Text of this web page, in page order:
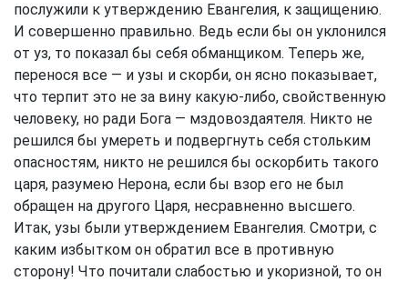
послужили к утверждению Евангелия, к защищению.
И совершенно правильно. Ведь если бы он уклонился
от уз, то показал бы себя обманщиком. Теперь же,
перенося все — и узы и скорби, он ясно показывает,
что терпит это не за вину какую-либо, свойственную
человеку, но ради Бога — мздовоздаятеля. Никто не
решился бы умереть и подвергнуть себя стольким
опасностям, никто не решился бы оскорбить такого
царя, разумею Нерона, если бы взор его не был
обращен на другого Царя, несравненно высшего.
Итак, узы были утверждением Евангелия. Смотри, с
каким избытком он обратил все в противную
сторону! Что почитали слабостью и укоризной, то он